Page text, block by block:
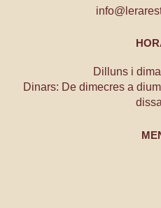
Dilluns i
Dinars: De dimecres a